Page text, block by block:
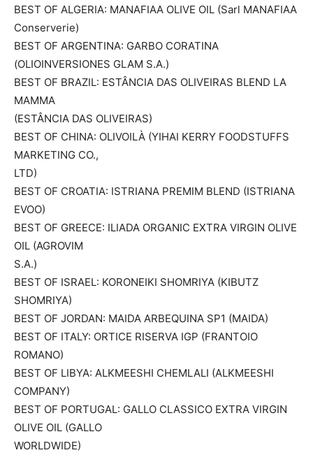
BEST OF ALGERIA: MANAFIAA OLIVE OIL (Sarl MANAFIAA
Conserverie)
BEST OF ARGENTINA: GARBO CORATINA
(OLIOINVERSIONES GLAM S.A.)
BEST OF BRAZIL: ESTÂNCIA DAS OLIVEIRAS BLEND LA
MAMMA
(ESTÂNCIA DAS OLIVEIRAS)
BEST OF CHINA: OLIVOILÀ (YIHAI KERRY FOODSTUFFS
MARKETING CO.,
LTD)
BEST OF CROATIA: ISTRIANA PREMIM BLEND (ISTRIANA
EVOO)
BEST OF GREECE: ILIADA ORGANIC EXTRA VIRGIN OLIVE
OIL (AGROVIM
S.A.)
BEST OF ISRAEL: KORONEIKI SHOMRIYA (KIBUTZ
SHOMRIYA)
BEST OF JORDAN: MAIDA ARBEQUINA SP1 (MAIDA)
BEST OF ITALY: ORTICE RISERVA IGP (FRANTOIO
ROMANO)
BEST OF LIBYA: ALKMEESHI CHEMLALI (ALKMEESHI
COMPANY)
BEST OF PORTUGAL: GALLO CLASSICO EXTRA VIRGIN
OLIVE OIL (GALLO
WORLDWIDE)